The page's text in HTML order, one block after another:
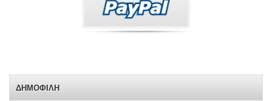
ΔΗΜΟΦΙΛΉ